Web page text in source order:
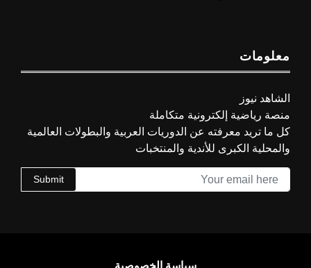
معلومات
الشاهد نيوز
منصة رياضية إلكترونية متكاملة
كل ما تريد معرفته عن الدوريات العربية والبطولات العالمية
والمحلية الكبرى للأندية والمنتخبات
Submit
سياسة الخصوصية